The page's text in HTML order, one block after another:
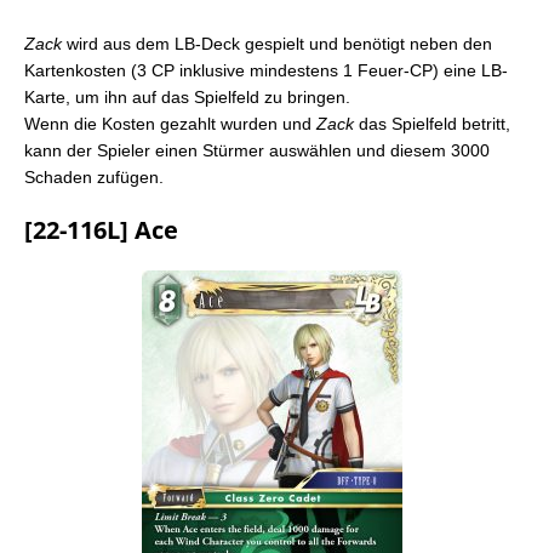
Zackwird aus dem LB-Deck gespielt und benötigt neben den
Kartenkosten (3 CP inklusive mindestens 1 Feuer-CP) eine LB-
Karte, um ihn auf das Spielfeld zu bringen.
Wenn die Kosten gezahlt wurden und Zackdas Spielfeld betritt,
kann der Spieler einen Stürmer auswählen und diesem 3000
Schaden zufügen.
[22-116L] Ace